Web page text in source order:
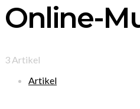
Online-
3 Artikel
Artikel